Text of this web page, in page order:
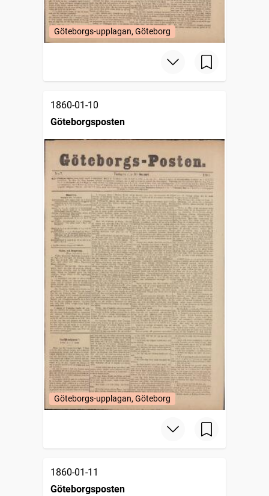
Göteborgs-upplagan, Göteborg
1860-01-10
Göteborgsposten
Göteborgs-upplagan, Göteborg
1860-01-11
Göteborgsposten